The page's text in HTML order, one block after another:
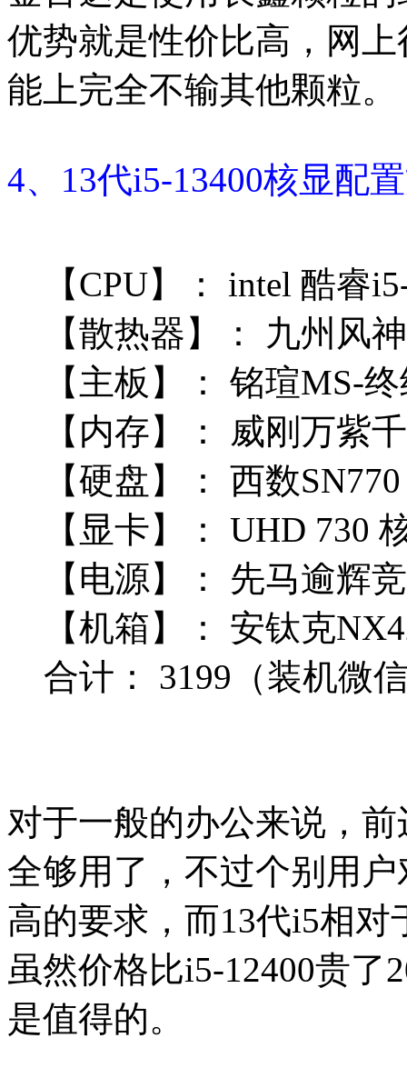
优势就是性价比高，网
能上完全不输其他颗粒。
4、13代i5-13400核显配
【CPU】：
intel 酷睿
【散热器】：
九州风
【主板】：
铭瑄MS-
【内存】：
威刚万紫
【硬盘】：
西数
【显卡】：
UHD 730
【电源】：
先马逾辉
【机箱】：
安钛克
合计：
3199 （装机微
对于一般的办公来说，
全够用了，不过个别用
高的要求，而13代i5相
虽然价格比i5-12400贵了
是值得的。